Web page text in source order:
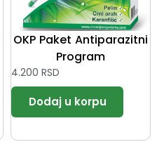
OKP Paket Antiparazitni
Program
4.200 RSD